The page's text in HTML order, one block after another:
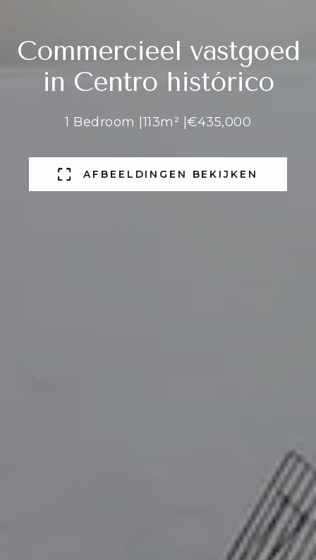
Commercieel vastgoed
in Centro histórico
1 Bedroom |113m² |€435,000
AFBEELDINGEN BEKIJKEN